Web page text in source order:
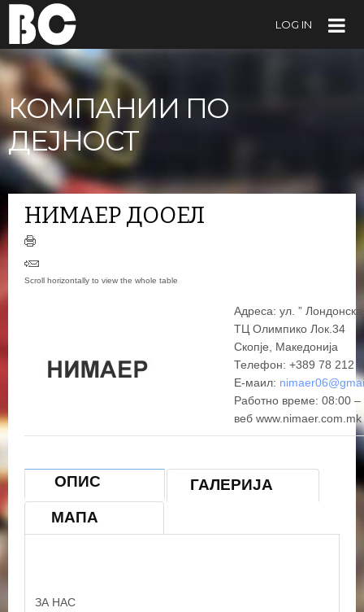
LOG IN
КОМПАНИИ ПО
ДЕЈНОСТ
НИМАЕР ДООЕЛ
Адреса: ул. ”
ТЦ Олимпико Лок.34
Скопје, Македонија
Телефон: +389 78 212
Е-маил:
Работно време: 08:00 –
веб www.nimaer.com.mk
ОПИС
ГАЛЕРИЈА
МАПА
ЗА НАС